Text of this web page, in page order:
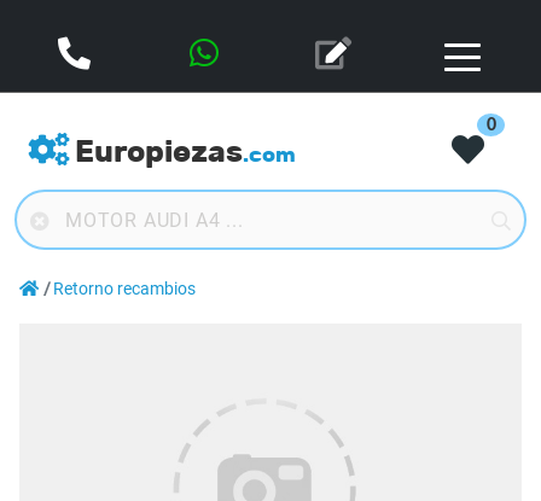
Europiezas.com
0
Retorno recambios